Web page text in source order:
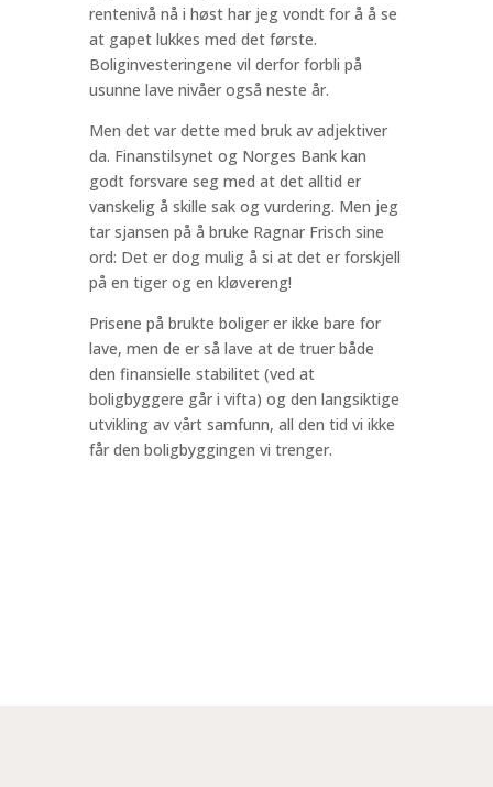
rentenivå nå i høst har jeg vondt for å å se
at gapet lukkes med det første.
Boliginvesteringene vil derfor forbli på
usunne lave nivåer også neste år.
Men det var dette med bruk av adjektiver
da. Finanstilsynet og Norges Bank kan
godt forsvare seg med at det alltid er
vanskelig å skille sak og vurdering. Men jeg
tar sjansen på å bruke Ragnar Frisch sine
ord: Det er dog mulig å si at det er forskjell
på en tiger og en kløvereng!
Prisene på brukte boliger er ikke bare for
lave, men de er så lave at de truer både
den finansielle stabilitet (ved at
boligbyggere går i vifta) og den langsiktige
utvikling av vårt samfunn, all den tid vi ikke
får den boligbyggingen vi trenger.